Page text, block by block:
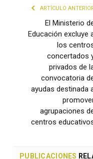
ARTÍCULO
El Ministerio
Educación excluye
los
concertados
privados de
convocatoria
ayudas destinada
agrupaciones
centros
PUBLICACIONES